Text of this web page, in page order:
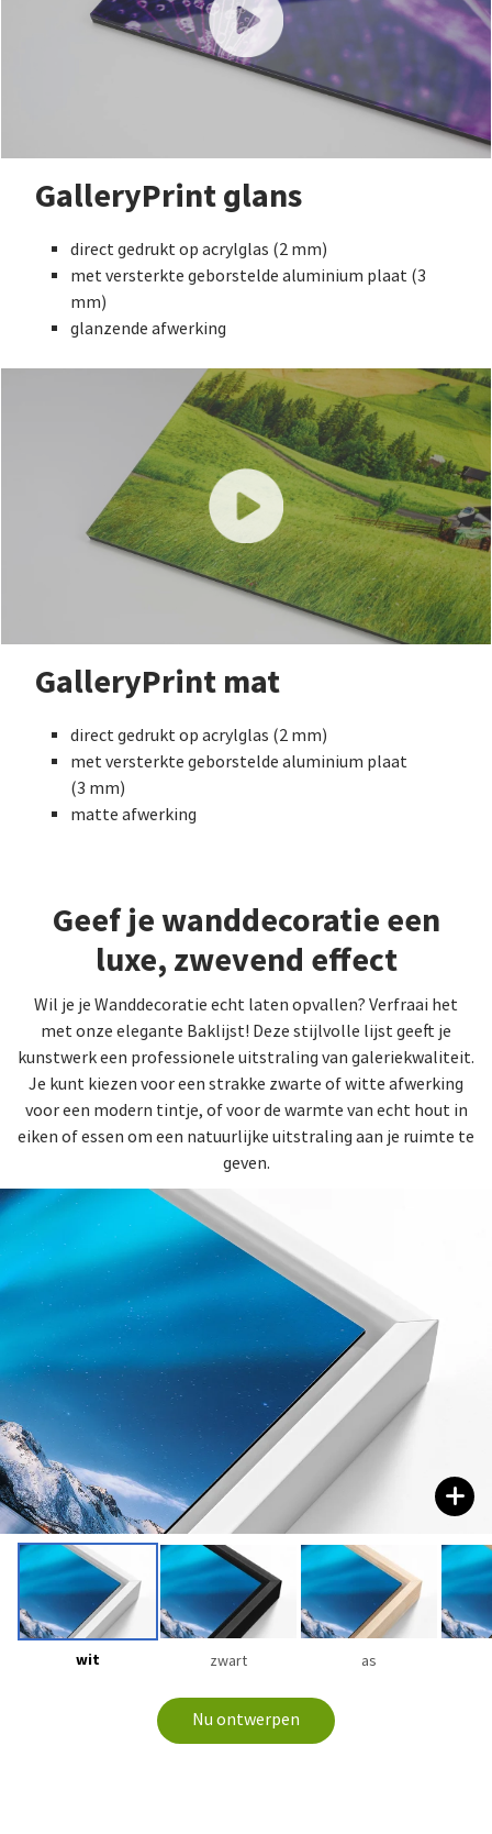
GalleryPrint glans
direct gedrukt op acrylglas (2 mm)
met versterkte geborstelde aluminium plaat (3
mm)
glanzende afwerking
GalleryPrint mat
direct gedrukt op acrylglas (2 mm)
met versterkte geborstelde aluminium plaat
(3 mm)
matte afwerking
Geef je wanddecoratie een
luxe, zwevend effect
Wil je je Wanddecoratie echt laten opvallen? Verfraai het
met onze elegante Baklijst! Deze stijlvolle lijst geeft je
kunstwerk een professionele uitstraling van galeriekwaliteit.
Je kunt kiezen voor een strakke zwarte of witte afwerking
voor een modern tintje, of voor de warmte van echt hout in
eiken of essen om een natuurlijke uitstraling aan je ruimte te
geven.
wit zwart as
Nu ontwerpen